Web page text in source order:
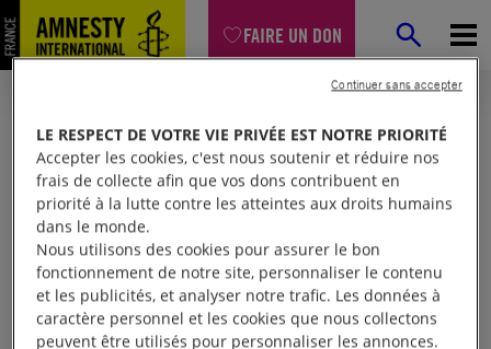
FAIRE UN DON
Mon espace
LE RESPECT DE VOTRE VIE PRIVÉE EST NOTRE PRIORITÉ
Accepter les cookies, c'est nous soutenir et réduire nos
frais de collecte afin que vos dons contribuent en
priorité à la lutte contre les atteintes aux droits humains
dans le monde.
Nous utilisons des cookies pour assurer le bon
fonctionnement de notre site, personnaliser le contenu
et les publicités, et analyser notre trafic. Les données à
caractère personnel et les cookies que nous collectons
peuvent être utilisés pour personnaliser les annonces.
Continuer sans accepter